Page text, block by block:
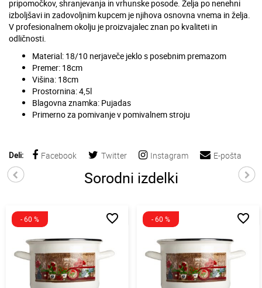
pripomočkov, shranjevanja in vrhunske posode. Želja po nenehni
izboljšavi in zadovoljnim kupcem je njihova osnovna vnema in želja.
V profesionalnem okolju je proizvajalec znan po kvaliteti in
odličnosti.
Material: 18/10 nerjaveče jeklo s posebnim premazom
Premer: 18cm
Višina: 18cm
Prostornina: 4,5l
Blagovna znamka: Pujadas
Primerno za pomivanje v pomivalnem stroju
Deli: Facebook Twitter Instagram E-pošta
Sorodni izdelki
- 60 % favorite_border - 60 % favorite_border